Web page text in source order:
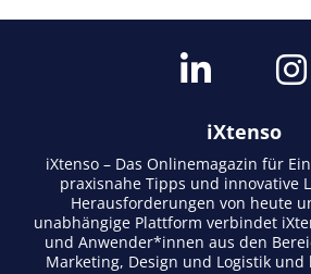
iXtenso
iXtenso – Das Onlinemagazin für
praxisnahe Tipps und innovative
Herausforderungen von heute
unabhängige Plattform verbindet
und Anwender*innen aus den
Marketing, Design und Logistik